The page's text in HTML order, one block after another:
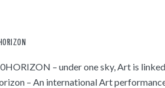
– under one sky, Art is
– An international Art